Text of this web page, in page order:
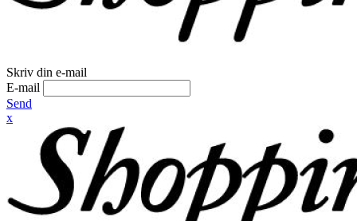
Skriv din e-mail
E-mail
Send
x